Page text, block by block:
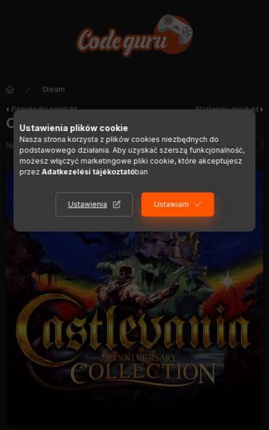
Steam
Poprzedni produkt Następny produkt
Castlevania Anniversary Collection
Numer artykułu:DIGI01614
Ustawienia plików cookie
Nasza strona korzysta z plików cookies niezbędnych do
podstawowego działania. Aby uzyskać szerszą funkcjonalność,
możesz włączyć marketingowe pliki cookie, które akceptujesz
przezAdatkezelési tájékoztatóban
Ustawienia Ustawiam